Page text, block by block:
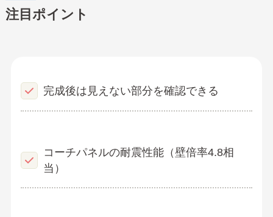
注目ポイント
完成後は見えない部分を確認できる
コーチパネルの耐震性能（壁倍率4.8相
当）